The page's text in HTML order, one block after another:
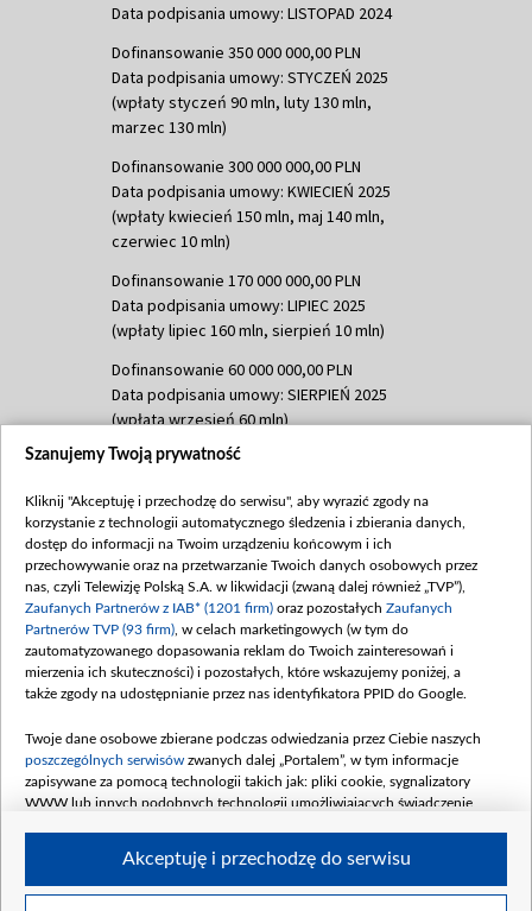
Data podpisania umowy: LISTOPAD 2024
Dofinansowanie 350 000 000,00 PLN
Data podpisania umowy: STYCZEŃ 2025
(wpłaty styczeń 90 mln, luty 130 mln,
marzec 130 mln)
Dofinansowanie 300 000 000,00 PLN
Data podpisania umowy: KWIECIEŃ 2025
(wpłaty kwiecień 150 mln, maj 140 mln,
czerwiec 10 mln)
Dofinansowanie 170 000 000,00 PLN
Data podpisania umowy: LIPIEC 2025
(wpłaty lipiec 160 mln, sierpień 10 mln)
Dofinansowanie 60 000 000,00 PLN
Data podpisania umowy: SIERPIEŃ 2025
(wpłata wrzesień 60 mln)
Dofinansowanie 635 783 051,21 PLN
(wpłata wrzesień 100 mln, październik 350
mln, listopad 265 mln)
Dofinansowanie 48 862 000,00 PLN
Data podpisania umowy: GRUDZIEŃ 2025
(wpłata grudzień 60,548 mln)
Dofinansowanie 900 000 000,00 PLN
Data podpisania umowy: LUTY 2026 (wpłata
kwiecień 180 mln, 7 maja 180 mln, 8
czerwca 90 mln)
Dofinansowanie 250 000 000,00 PLN
4 sierpnia 250 mln
Szanujemy Twoją prywatność
Kliknij "Akceptuję i przechodzę do serwisu", aby wyrazić zgody na
korzystanie z technologii automatycznego śledzenia i zbierania danych,
dostęp do informacji na Twoim urządzeniu końcowym i ich
przechowywanie oraz na przetwarzanie Twoich danych osobowych przez
nas, czyli Telewizję Polską S.A. w likwidacji (zwaną dalej również „TVP”),
Zaufanych Partnerów z IAB* (1201 firm) oraz pozostałych Zaufanych
Partnerów TVP (93 firm) , w celach marketingowych (w tym do
zautomatyzowanego dopasowania reklam do Twoich zainteresowań i
mierzenia ich skuteczności) i pozostałych, które wskazujemy poniżej, a
także zgody na udostępnianie przez nas identyfikatora PPID do Google.
Twoje dane osobowe zbierane podczas odwiedzania przez Ciebie naszych
poszczególnych serwisów zwanych dalej „Portalem”, w tym informacje
zapisywane za pomocą technologii takich jak: pliki cookie, sygnalizatory
WWW lub innych podobnych technologii umożliwiających świadczenie
Akceptuję i przechodzę do serwisu